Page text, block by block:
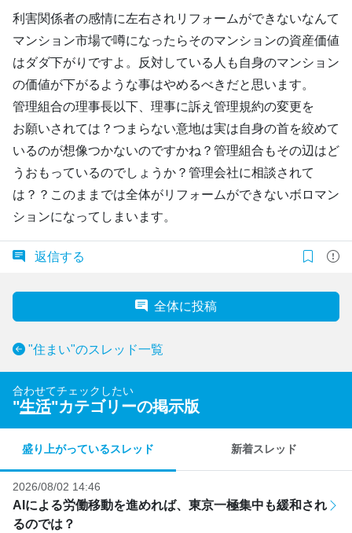
利害関係者の感情に左右されリフォームができないなんて
マンション市場で噂になったらそのマンションの資産価値
はダダ下がりですよ。反対している人も自身のマンション
の価値が下がるような事はやめるべきだと思います。
管理組合の理事長以下、理事に訴え管理規約の変更を
お願いされては？つまらない意地は実は自身の首を絞めて
いるのが想像つかないのですかね？管理組合もその辺はど
うおもっているのでしょうか？管理会社に相談されて
は？？このままでは全体がリフォームができないボロマン
ションになってしまいます。
返信する
全体に投稿
"住まい"のスレッド一覧
合わせてチェックしたい
"生活"カテゴリーの掲示版
盛り上がっているスレッド 新着スレッド
2026/08/02 14:46
AIによる労働移動を進めれば、東京一極集中も緩和され
るのでは？